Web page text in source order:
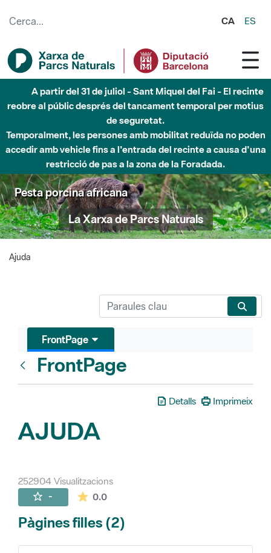
CA ES
A partir del 31 de juliol - Sant Miquel del Fai - El recinte
reobre al públic després del tancament temporal per motius
de seguretat.
Temporalment, les persones amb mobilitat reduïda no poden
accedir amb vehicle fins a l'entrada del recinte a causa d'una
restricció de pas a la zona de la Foradada.
Pesta porcina africana
La Xarxa de Parcs Naturals
Ajuda
FrontPage
FrontPage
Detalls Imprimeix
AJUDA
252904 Visualitzacions
- 0.0La mitjana de les valoracions és de 0
Pàgines filles (2)